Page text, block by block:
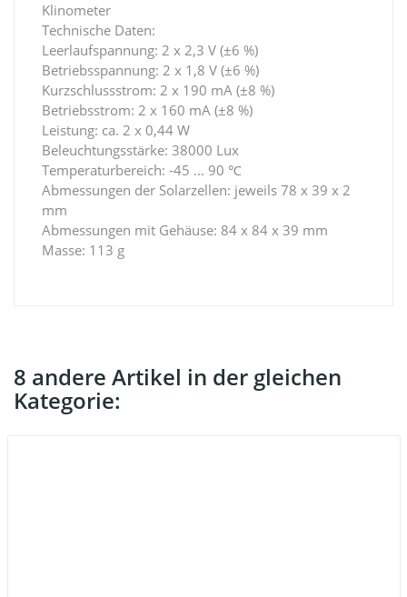
Klinometer
Technische Daten:
Leerlaufspannung: 2 x 2,3 V (±6 %)
Betriebsspannung: 2 x 1,8 V (±6 %)
Kurzschlussstrom: 2 x 190 mA (±8 %)
Betriebsstrom: 2 x 160 mA (±8 %)
Leistung: ca. 2 x 0,44 W
Beleuchtungsstärke: 38000 Lux
Temperaturbereich: -45 ... 90 ℃
Abmessungen der Solarzellen: jeweils 78 x 39 x 2
mm
Abmessungen mit Gehäuse: 84 x 84 x 39 mm
Masse: 113 g
8 andere Artikel in der gleichen
Kategorie: